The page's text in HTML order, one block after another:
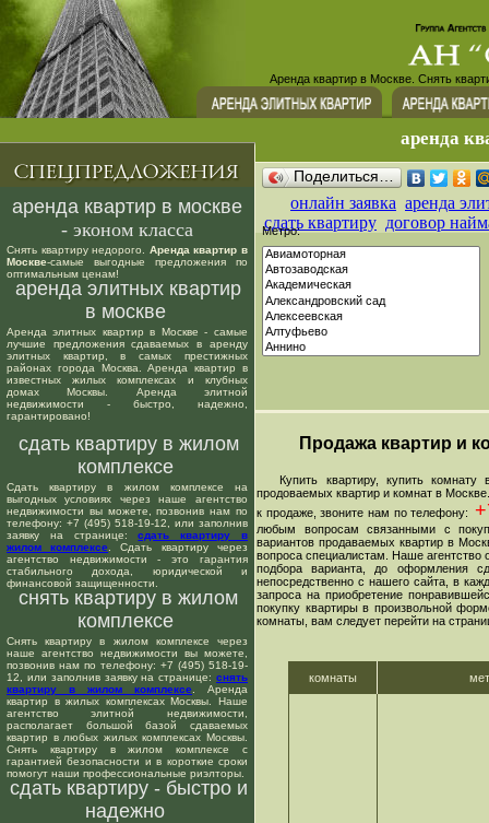
Аренда квартир в Москве. Снять
аренда
аренда квартир в москве
- эконом класса
Снять квартиру недорого. Аренда квартир в
Москве-самые выгодные предложения по
оптимальным ценам!
аренда элитных квартир
в москве
Аренда элитных квартир в Москве - самые
лучшие предложения сдаваемых в аренду
элитных квартир, в самых престижных
районах города Москва. Аренда квартир в
известных жилых комплексах и клубных
домах Москвы. Аренда элитной
недвижимости - быстро, надежно,
гарантировано!
сдать квартиру в жилом
комплексе
Сдать квартиру в жилом комплексе на
выгодных условиях через наше агентство
недвижимости вы можете, позвонив нам по
телефону: +7 (495) 518-19-12, или заполнив
заявку на странице:сдать квартиру в
жилом комплексе . Сдать квартиру через
агентство недвижимости - это гарантия
стабильного дохода, юридической и
финансовой защищенности.
снять квартиру в жилом
комплексе
Снять квартиру в жилом комплексе через
наше агентство недвижимости вы можете,
позвонив нам по телефону: +7 (495) 518-19-
12, или заполнив заявку на странице: снять
квартиру в жилом комплексе . Аренда
квартир в жилых комплексах Москвы. Наше
агентство элитной недвижимости,
располагает большой базой сдаваемых
квартир в любых жилых комплексах Москвы.
Снять квартиру в жилом комплексе с
гарантией безопасности и в короткие сроки
помогут наши профессиональные риэлторы.
сдать квартиру - быстро и
надежно
Поделиться…
онлайн заявка аренда
сдать квартиру договор
Метро:
Продажа квартир и
Купить квартиру, купить комнату
продоваемых квартир и комнат в
к продаже, звоните нам по телефону:
любым вопросам связанными с
вариантов продаваемых квартир в
вопроса специалистам. Наше агентство
подбора варианта, до оформления
непосредственно с нашего сайта, в
запроса на приобретение
покупку квартиры в произвольной
комнаты, вам следует перейти на
комнаты